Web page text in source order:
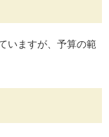
いますが、予算の範